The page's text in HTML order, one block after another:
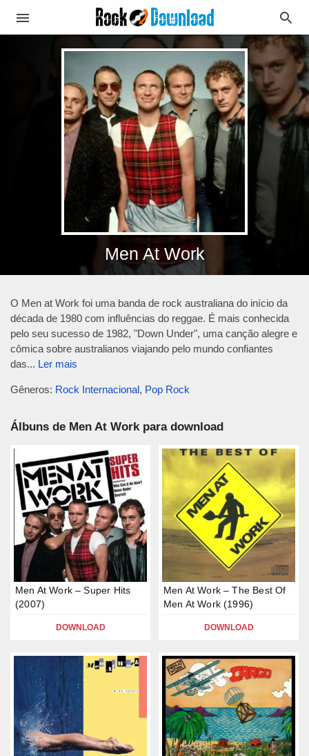
Men At Work
O Men at Work foi uma banda de rock australiana do início da
década de 1980 com influências do reggae. É mais conhecida
pelo seu sucesso de 1982, "Down Under", uma canção alegre e
cômica sobre australianos viajando pelo mundo confiantes
das... Ler mais
Gêneros: Rock Internacional, Pop Rock
Álbuns de Men At Work para download
Men At Work – Super Hits
(2007)
DOWNLOAD
Men At Work – The Best Of
Men At Work (1996)
DOWNLOAD